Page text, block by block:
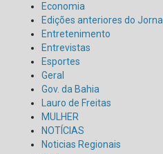
Economia
Edições anteriores do Jornal
Entretenimento
Entrevistas
Esportes
Geral
Gov. da Bahia
Lauro de Freitas
MULHER
NOTÍCIAS
Noticias Regionais